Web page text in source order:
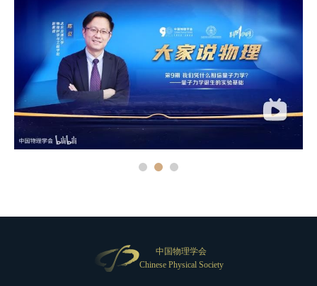
中国物理学会
Chinese Physical Society